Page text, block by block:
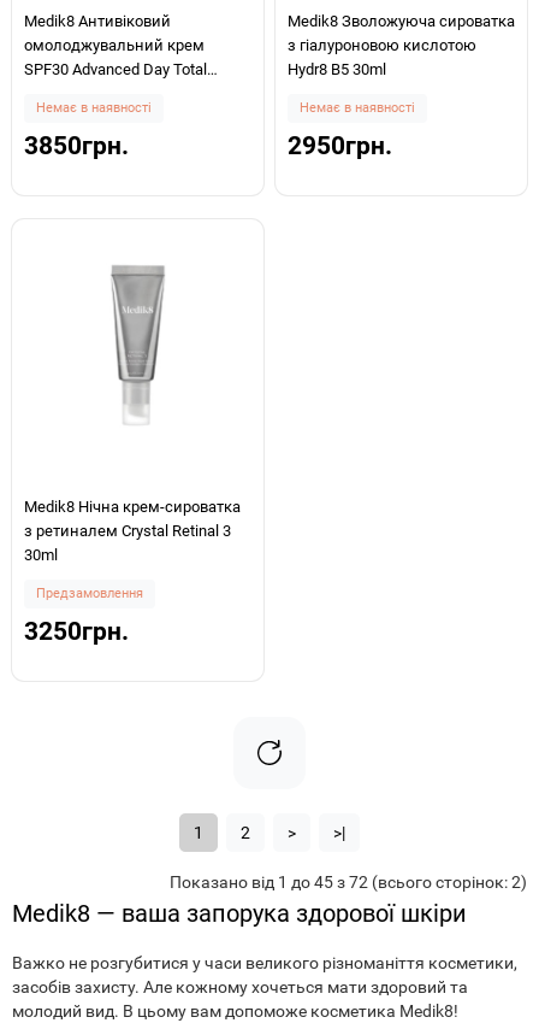
Medik8 Антивіковий
омолоджувальний крем
SPF30 Advanced Day Total
Немає в наявності
3850грн.
Medik8 Зволожуюча сироватка
з гіалуроновою кислотою
Hydr8 B5 30ml
Немає в наявності
2950грн.
Medik8 Нічна крем-сироватка
з ретиналем Crystal Retinal 3
30ml
Предзамовлення
3250грн.
1 2 > >|
Показано від 1 до 45 з 72 (всього сторінок: 2)
Medik8 — ваша запорука здорової шкіри
Важко не розгубитися у часи великого різноманіття косметики,
засобів захисту. Але кожному хочеться мати здоровий та
молодий вид. В цьому вам допоможе косметика Medik8!